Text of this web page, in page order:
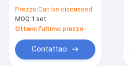
schermo a colori SH-
500 attrezzature di
laboratorio
Prezzo:Can be discussed
MOQ:1 set
Ottieni l'ultimo prezzo
Contattaci